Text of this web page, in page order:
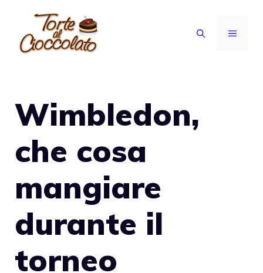
contenuto
MENU
Wimbledon,
che cosa
mangiare
durante il
torneo